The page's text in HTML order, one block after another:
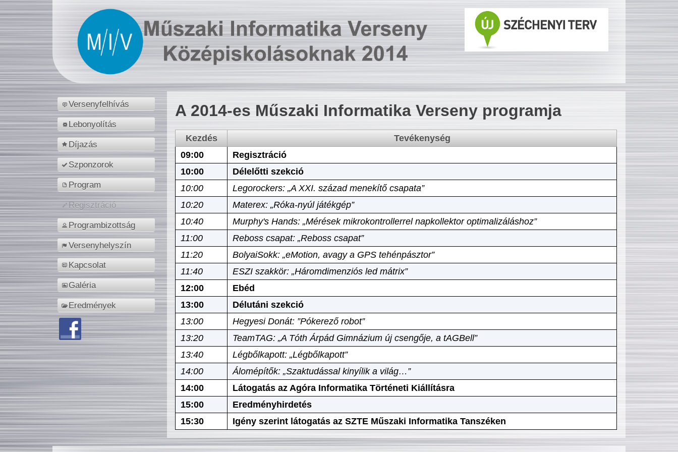
Versenyfelhívás
Lebonyolítás
Díjazás
Szponzorok
Program
Regisztráció
Programbizottság
Versenyhelyszín
Kapcsolat
Galéria
Eredmények
A 2014-es Műszaki Informatika Verseny programja
Kezdés
Tevékenység
09:00
Regisztráció
10:00
Délelőtti szekció
10:00
Legorockers: „A XXI. század menekítő csapata”
10:20
Materex: „Róka-nyúl játékgép”
10:40
Murphy's Hands: „Mérések mikrokontrollerrel napkollektor optimalizáláshoz”
11:00
Reboss csapat: „Reboss csapat”
11:20
BolyaiSokk: „eMotion, avagy a GPS tehénpásztor”
11:40
ESZI szakkör: „Háromdimenziós led mátrix”
12:00
Ebéd
13:00
Délutáni szekció
13:00
Hegyesi Donát: ”Pókerező robot”
13:20
TeamTAG: „A Tóth Árpád Gimnázium új csengője, a tAGBell”
13:40
Légbőlkapott: „Légbőlkapott”
14:00
Álomépítők: „Szaktudással kinyílik a világ…”
14:00
Látogatás az Agóra Informatika Történeti Kiállításra
15:00
Eredményhirdetés
15:30
Igény szerint látogatás az SZTE Műszaki Informatika Tanszéken